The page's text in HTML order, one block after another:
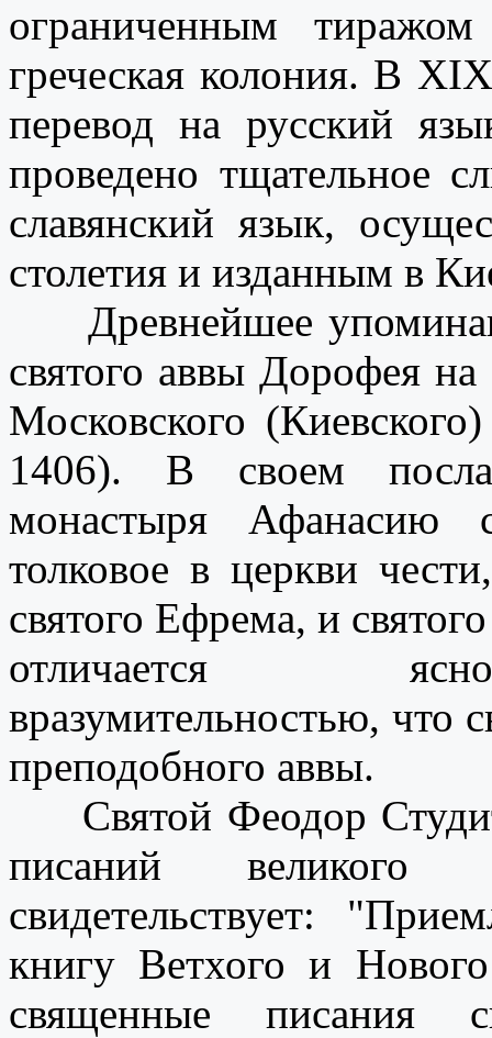
ограниченным
греческая колония. В
перевод на русский
проведено тщательное
славянский язык,
столетия и изданным в
Древнейшее
святого аввы Дорофея
Московского
1406). В своем
монастыря Афанасию
толковое в церкви
святого Ефрема, и
отличается
вразумительностью, что
преподобного аввы.
Святой Феодор
писаний великого
свидетельствует:
книгу Ветхого и
священные писания